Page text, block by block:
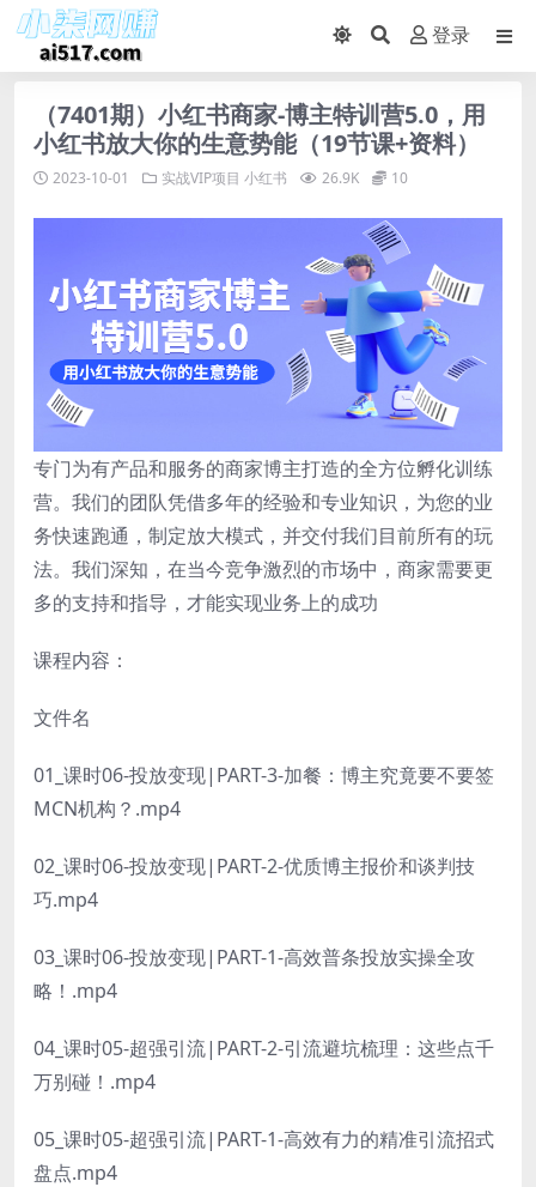
登录
（7401期）小红书商家-博主特训营5.0，用
小红书放大你的生意势能（19节课+资料）
2023-10-01 实战VIP项目 小红书 26.9K 10
专门为有产品和服务的商家博主打造的全方位孵化训练
营。我们的团队凭借多年的经验和专业知识，为您的业
务快速跑通，制定放大模式，并交付我们目前所有的玩
法。我们深知，在当今竞争激烈的市场中，商家需要更
多的支持和指导，才能实现业务上的成功
课程内容：
文件名
01_课时06-投放变现|PART-3-加餐：博主究竟要不要签
MCN机构？.mp4
02_课时06-投放变现|PART-2-优质博主报价和谈判技
巧.mp4
03_课时06-投放变现|PART-1-高效普条投放实操全攻
略！.mp4
04_课时05-超强引流|PART-2-引流避坑梳理：这些点千
万别碰！.mp4
05_课时05-超强引流|PART-1-高效有力的精准引流招式
盘点.mp4